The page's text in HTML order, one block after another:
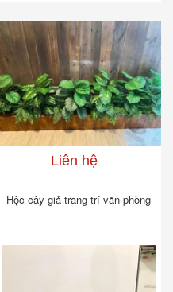
Liên hệ
Hộc cây giả trang trí văn phòng